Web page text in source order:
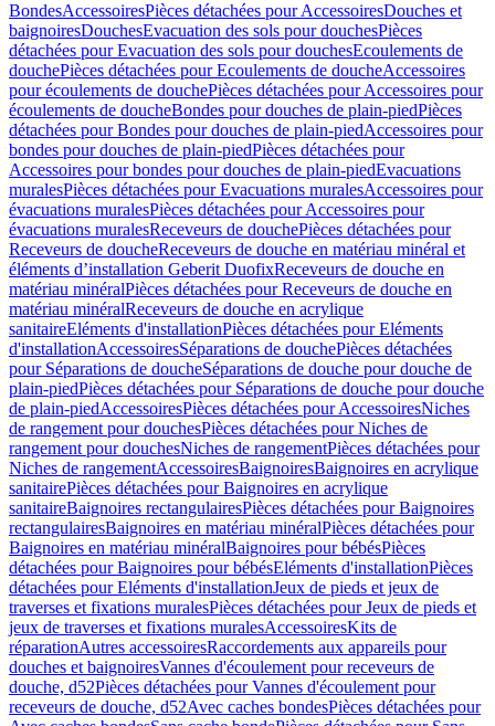
BondesAccessoiresPièces détachées pour AccessoiresDouches et
baignoiresDouchesEvacuation des sols pour douchesPièces
détachées pour Evacuation des sols pour douchesEcoulements de
douchePièces détachées pour Ecoulements de doucheAccessoires
pour écoulements de douchePièces détachées pour Accessoires pour
écoulements de doucheBondes pour douches de plain-piedPièces
détachées pour Bondes pour douches de plain-piedAccessoires pour
bondes pour douches de plain-piedPièces détachées pour
Accessoires pour bondes pour douches de plain-piedEvacuations
muralesPièces détachées pour Evacuations muralesAccessoires pour
évacuations muralesPièces détachées pour Accessoires pour
évacuations muralesReceveurs de douchePièces détachées pour
Receveurs de doucheReceveurs de douche en matériau minéral et
éléments d’installation Geberit DuofixReceveurs de douche en
matériau minéralPièces détachées pour Receveurs de douche en
matériau minéralReceveurs de douche en acrylique
sanitaireEléments d'installationPièces détachées pour Eléments
d'installationAccessoiresSéparations de douchePièces détachées
pour Séparations de doucheSéparations de douche pour douche de
plain-piedPièces détachées pour Séparations de douche pour douche
de plain-piedAccessoiresPièces détachées pour AccessoiresNiches
de rangement pour douchesPièces détachées pour Niches de
rangement pour douchesNiches de rangementPièces détachées pour
Niches de rangementAccessoiresBaignoiresBaignoires en acrylique
sanitairePièces détachées pour Baignoires en acrylique
sanitaireBaignoires rectangulairesPièces détachées pour Baignoires
rectangulairesBaignoires en matériau minéralPièces détachées pour
Baignoires en matériau minéralBaignoires pour bébésPièces
détachées pour Baignoires pour bébésEléments d'installationPièces
détachées pour Eléments d'installationJeux de pieds et jeux de
traverses et fixations muralesPièces détachées pour Jeux de pieds et
jeux de traverses et fixations muralesAccessoiresKits de
réparationAutres accessoiresRaccordements aux appareils pour
douches et baignoiresVannes d'écoulement pour receveurs de
douche, d52Pièces détachées pour Vannes d'écoulement pour
receveurs de douche, d52Avec caches bondesPièces détachées pour